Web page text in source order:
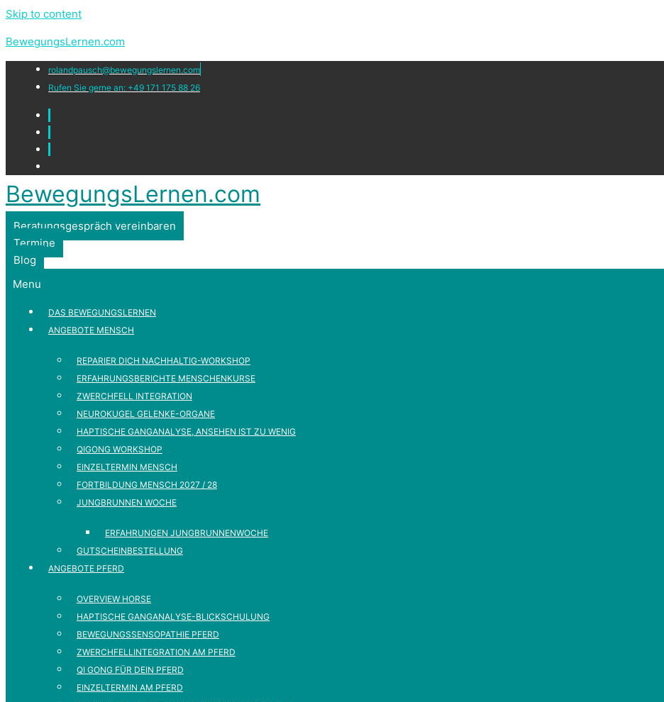
Skip to content
BewegungsLernen.com
rolandpausch@bewegungslernen.com
Rufen Sie gerne an: +49 171 175 88 26
BewegungsLernen.com
Beratungsgespräch vereinbaren
Termine
Blog
Menu
DAS BEWEGUNGSLERNEN
ANGEBOTE MENSCH
REPARIER DICH NACHHALTIG-WORKSHOP
ERFAHRUNGSBERICHTE MENSCHENKURSE
ZWERCHFELL INTEGRATION
NEUROKUGEL GELENKE-ORGANE
HAPTISCHE GANGANALYSE, ANSEHEN IST ZU WENIG
QIGONG WORKSHOP
EINZELTERMIN MENSCH
FORTBILDUNG MENSCH 2027 / 28
JUNGBRUNNEN WOCHE
ERFAHRUNGEN JUNGBRUNNENWOCHE
GUTSCHEINBESTELLUNG
ANGEBOTE PFERD
OVERVIEW HORSE
HAPTISCHE GANGANALYSE-BLICKSCHULUNG
BEWEGUNGSSENSOPATHIE PFERD
ZWERCHFELLINTEGRATION AM PFERD
QI GONG FÜR DEIN PFERD
EINZELTERMIN AM PFERD